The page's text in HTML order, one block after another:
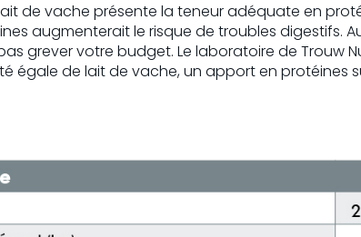
de vache présente la teneur adéquate en
augmenterait le risque de troubles digestifs.
grever votre budget. Le laboratoire de Trouw
égale de lait de vache, un apport en protéines